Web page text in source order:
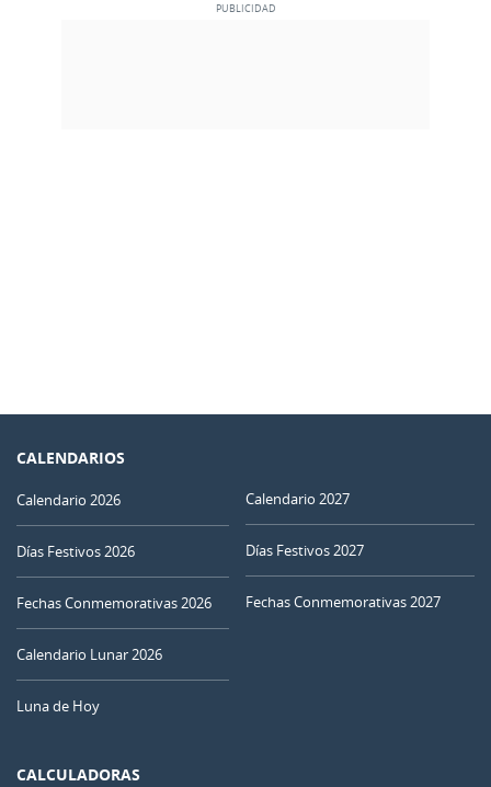
CALENDARIOS
Calendario 2026
Días Festivos 2026
Fechas Conmemorativas 2026
Calendario Lunar 2026
Luna de Hoy
Calendario 2027
Días Festivos 2027
Fechas Conmemorativas 2027
CALCULADORAS